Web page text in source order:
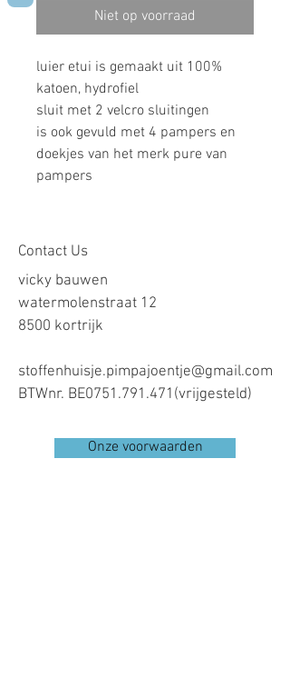
Niet op voorraad
luier etui is gemaakt uit 100%
katoen, hydrofiel
sluit met 2 velcro sluitingen
is ook gevuld met 4 pampers en
doekjes van het merk pure van
pampers
Contact Us
vicky bauwen
watermolenstraat 12
8500 kortrijk
stoffenhuisje.pimpajoentje@gmail.com
BTWnr. BE0751.791.471(vrijgesteld)
Onze voorwaarden